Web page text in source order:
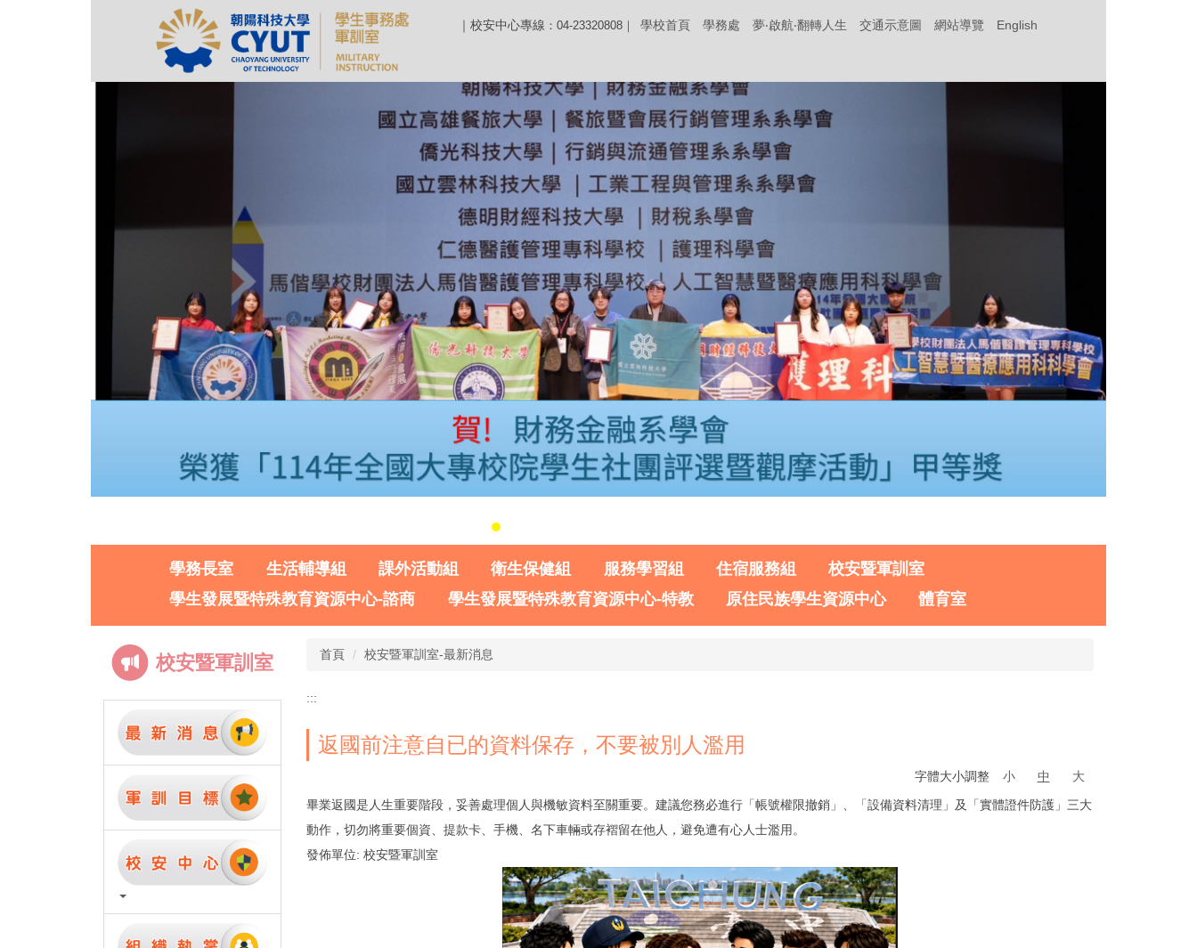
｜校安中心專線 ：04-23320808｜ 學校首頁 學務處 夢‧啟航‧翻轉人生 交通示意圖 網站導覽 English
學務長室 生活輔導組 課外活動組 衛生保健組 服務學習組 住宿服務組
校安暨軍訓室
學生發展暨特殊教育資源中心-諮商
學生發展暨特殊教育資源中心-特教 原住民族學生資源中心 體育室
校安暨軍訓室 首頁 校安暨軍訓室-最新消息
:::
返國前注意自已的資料保存，不要被別人濫用
字體大小調整 小 中
大
畢業返國是人生重要階段，妥善處理個人與機敏資料至關重要。建議您務必進行「帳號權限撤銷」、「設備資料清理」及「實體證件防護」三大
動作，切勿將重要個資、提款卡、手機、名下車輛或存褶留在他人，避免遭有心人士濫用。
發佈單位: 校安暨軍訓室